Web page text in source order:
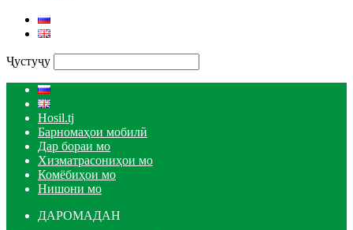
Ҷустуҷу
Hosil.tj
Барномаҳои мобилӣ
Дар бораи мо
Хизматрасониҳои мо
Комёбиҳои мо
Нишони мо
ДАРОМАДАН